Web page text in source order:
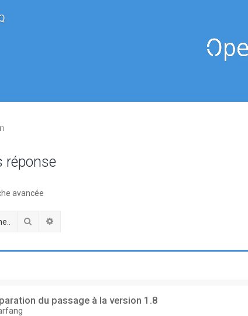
réponse
avancée
Rechercher
du passage à la version 1.8